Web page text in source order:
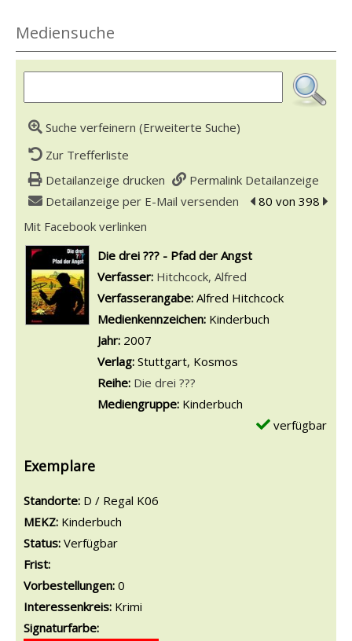
Mediensuche
Suche verfeinern (Erweiterte Suche)
Zur Trefferliste
Detailanzeige drucken
Permalink Detailanzeige
Detailanzeige per E-Mail versenden
zum vorherigen
80 von 398 zum
Mit Facebook verlinken
wird in neuem Tab geöffnet
Die drei ??? - Pfad der Angst
Verfasser: Suche nach diesem Verfasser
Hitchcock, Alfred
Verfasserangabe: Alfred Hitchcock
Medienkennzeichen: Kinderbuch
Jahr: 2007
Verlag: Stuttgart, Kosmos
Reihe: Die drei ???
Mediengruppe: Kinderbuch
verfügbar
Exemplare
Standorte: D / Regal K06
MEKZ: Kinderbuch
Status: Verfügbar
Frist:
Vorbestellungen: 0
Interessenkreis: Krimi
Signaturfarbe: